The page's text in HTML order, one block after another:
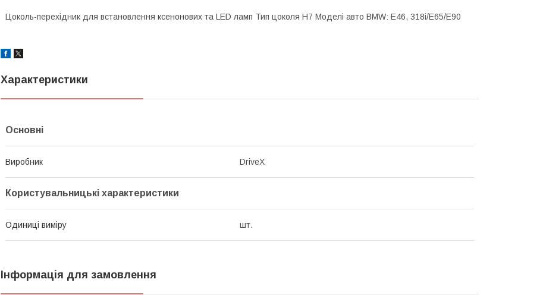
Цоколь-перехідник для встановлення ксенонових та LED ламп Тип цоколя Н7 Моделі авто BMW: E46, 318i/E65/E90
Характеристики
Основні
Виробник DriveX
Користувальницькі характеристики
Одиниці виміру шт.
Інформація для замовлення